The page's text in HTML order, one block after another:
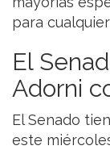
para
El
Adorni
El Senado
este